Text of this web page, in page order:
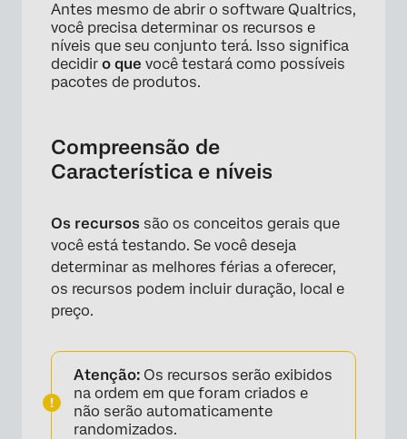
Antes mesmo de abrir o software Qualtrics,
você precisa determinar os recursos e
níveis que seu conjunto terá. Isso significa
decidir o que você testará como possíveis
pacotes de produtos.
Compreensão de
Característica e níveis
Os recursos são os conceitos gerais que
você está testando. Se você deseja
determinar as melhores férias a oferecer,
os recursos podem incluir duração, local e
preço.
Atenção: Os recursos serão exibidos
na ordem em que foram criados e
não serão automaticamente
randomizados.